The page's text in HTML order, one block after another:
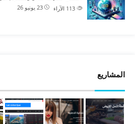
23 يونيو 26 الآراء
المشاريع